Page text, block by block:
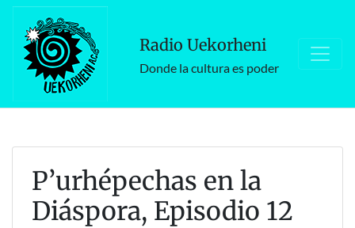
Skip
content
Radio Uekorheni
Donde la cultura es poder
P’urhépechas en la
Diáspora, Episodio 12